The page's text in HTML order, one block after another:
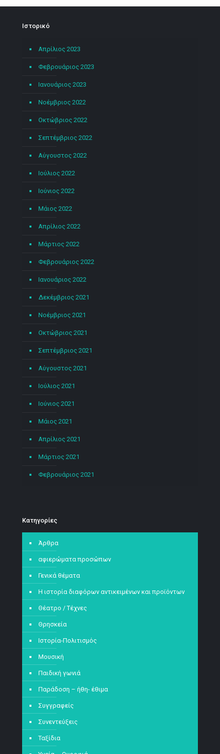
Ιστορικό
Απρίλιος 2023
Φεβρουάριος 2023
Ιανουάριος 2023
Νοέμβριος 2022
Οκτώβριος 2022
Σεπτέμβριος 2022
Αύγουστος 2022
Ιούλιος 2022
Ιούνιος 2022
Μάιος 2022
Απρίλιος 2022
Μάρτιος 2022
Φεβρουάριος 2022
Ιανουάριος 2022
Δεκέμβριος 2021
Νοέμβριος 2021
Οκτώβριος 2021
Σεπτέμβριος 2021
Αύγουστος 2021
Ιούλιος 2021
Ιούνιος 2021
Μάιος 2021
Απρίλιος 2021
Μάρτιος 2021
Φεβρουάριος 2021
Kατηγορίες
Άρθρα
αφιερώματα προσώπων
Γενικά θέματα
Η ιστορία διαφόρων αντικειμένων και προϊόντων
Θέατρο / Τέχνες
Θρησκεία
Ιστορία-Πολιτισμός
Μουσική
Παιδική γωνιά
Παράδοση – ήθη- έθιμα
Συγγραφείς
Συνεντεύξεις
Ταξίδια